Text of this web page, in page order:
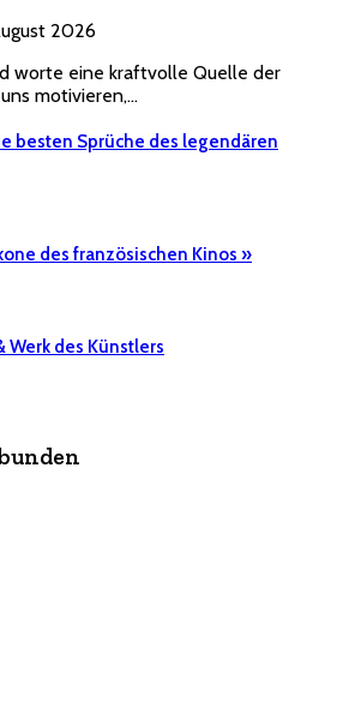
2026
worte eine kraftvolle Quelle der
motivieren,…
besten Sprüche des legendären
des französischen Kinos »
Werk des Künstlers